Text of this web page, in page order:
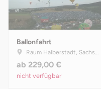
Ballonfahrt
Raum Halberstadt, Sachsen-Anhalt
ab 229,00 €
nicht verfügbar